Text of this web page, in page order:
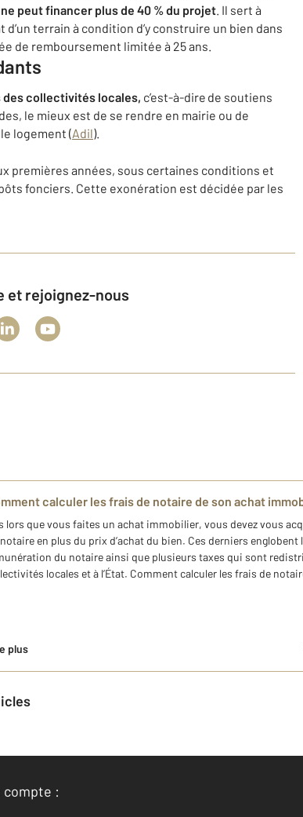
peut financer plus de 40 % du projet. Il sert à
terrain à condition d’y construire un bien dans
de remboursement limitée à 25 ans.
des collectivités locales, c’est-à-dire de soutiens
le mieux est de se rendre en mairie ou de
logement (Adil).
premières années, sous certaines conditions et
fonciers. Cette exonération est décidée par les
et rejoignez-nous
calculer les frais de notaire de son achat
lors que vous faites un achat immobilier, vous devez vous
en plus du prix d’achat du bien. Ces derniers englobent
du notaire ainsi que plusieurs taxes qui sont
locales et à l’État. Comment calculer les frais de
plus
compte :